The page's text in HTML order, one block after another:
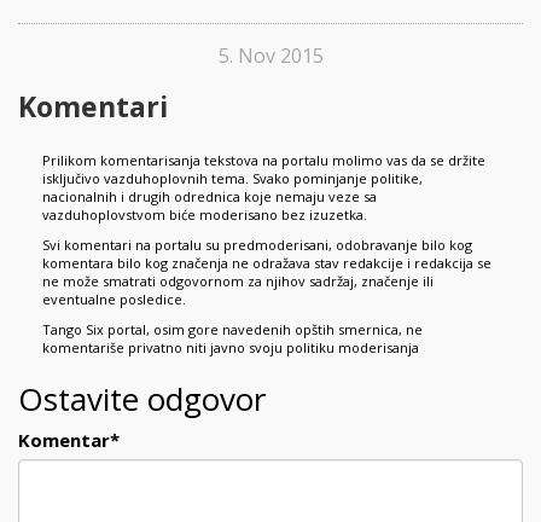
5. Nov 2015
Komentari
Prilikom komentarisanja tekstova na portalu molimo vas da se držite
isključivo vazduhoplovnih tema. Svako pominjanje politike,
nacionalnih i drugih odrednica koje nemaju veze sa
vazduhoplovstvom biće moderisano bez izuzetka.
Svi komentari na portalu su predmoderisani, odobravanje bilo kog
komentara bilo kog značenja ne odražava stav redakcije i redakcija se
ne može smatrati odgovornom za njihov sadržaj, značenje ili
eventualne posledice.
Tango Six portal, osim gore navedenih opštih smernica, ne
komentariše privatno niti javno svoju politiku moderisanja
Ostavite odgovor
Komentar*